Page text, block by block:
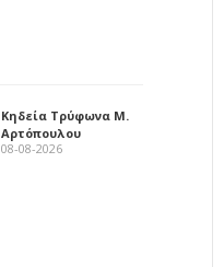
Κηδεία Τρύφωνα Μ.
Αρτόπουλου
08-08-2026